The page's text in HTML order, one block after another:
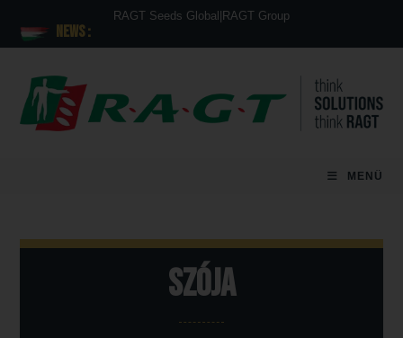
News :
RAGT Seeds Global RAGT Group
MENÜ
Szója